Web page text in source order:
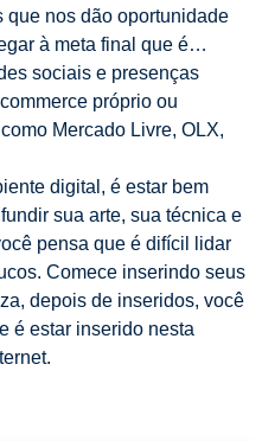
que nos dão oportunidade
à meta final que é…
sociais e presenças
próprio ou
Mercado Livre, OLX,
digital, é estar bem
sua arte, sua técnica e
pensa que é difícil lidar
Comece inserindo seus
depois de inseridos, você
é estar inserido nesta